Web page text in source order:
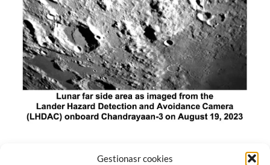
Gestionasr cookies